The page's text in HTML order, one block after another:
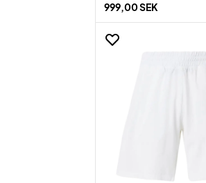
999,00 SEK